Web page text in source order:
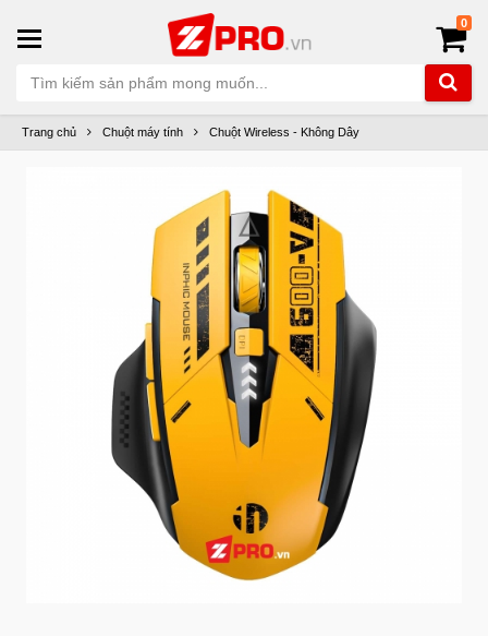
0
Trang chủ Chuột máy tính Chuột Wireless - Không Dây